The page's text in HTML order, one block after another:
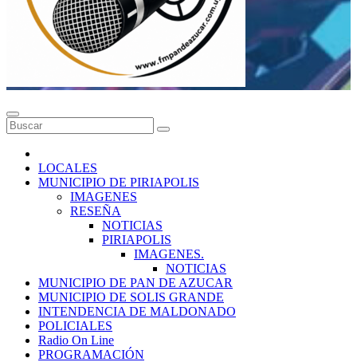
LOCALES
MUNICIPIO DE PIRIAPOLIS
IMAGENES
RESEÑA
NOTICIAS
PIRIAPOLIS
IMAGENES.
NOTICIAS
MUNICIPIO DE PAN DE AZUCAR
MUNICIPIO DE SOLIS GRANDE
INTENDENCIA DE MALDONADO
POLICIALES
Radio On Line
PROGRAMACIÓN